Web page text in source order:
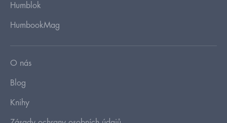
Humblok
HumbookMag
O nás
Blog
Knihy